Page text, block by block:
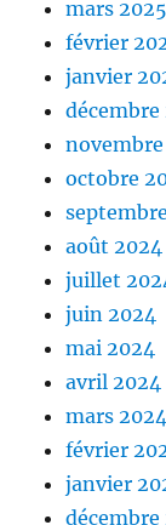
mars 2025
février
janvier
décembre
novembre
octobre
août 2024
juillet
juin 2024
mai 2024
avril 2024
mars 2024
février
janvier
décembre